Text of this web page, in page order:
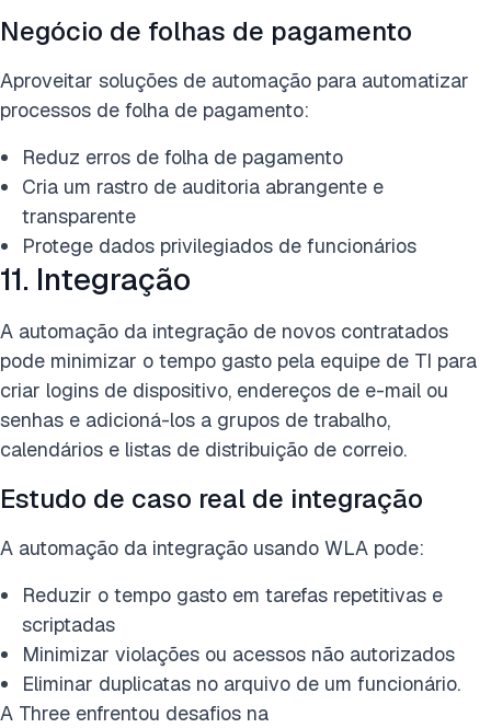
Negócio de folhas de pagamento
Aproveitar soluções de automação para automatizar
processos de folha de pagamento:
Reduz erros de folha de pagamento
Cria um rastro de auditoria abrangente e
transparente
Protege dados privilegiados de funcionários
11. Integração
A automação da integração de novos contratados
pode minimizar o tempo gasto pela equipe de TI para
criar logins de dispositivo, endereços de e-mail ou
senhas e adicioná-los a grupos de trabalho,
calendários e listas de distribuição de correio.
Estudo de caso real de integração
A automação da integração usando WLA pode:
Reduzir o tempo gasto em tarefas repetitivas e
scriptadas
Minimizar violações ou acessos não autorizados
Eliminar duplicatas no arquivo de um funcionário.
A Three enfrentou desafios na